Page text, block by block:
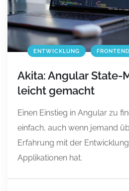
ENTWICKLUNG FRONTEND
Akita: Angular State-
leicht gemacht
Einen Einstieg in Angular zu
einfach, auch wenn jemand
Erfahrung mit der
Applikationen hat.